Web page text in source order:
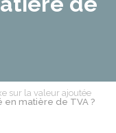
sur la valeur ajoutée
en matière de TVA ?